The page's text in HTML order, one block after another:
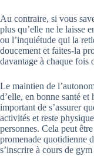
Au contraire, si vous
plus qu’elle ne le laisse
ou l’inquiétude qui la
doucement et faites-la
davantage à chaque fois
Le maintien de
d’elle, en bonne santé et
important de s’assurer
activités et reste
personnes. Cela peut
promenade quotidienne
s’inscrire à cours de